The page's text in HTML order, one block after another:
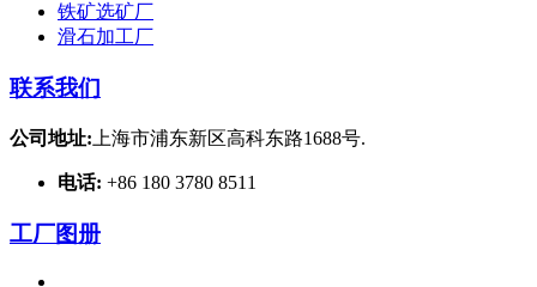
铁矿选矿厂
滑石加工厂
联系我们
公司地址: 上海市浦东新区高科东路1688号.
电话: +86 180 3780 8511
工厂图册